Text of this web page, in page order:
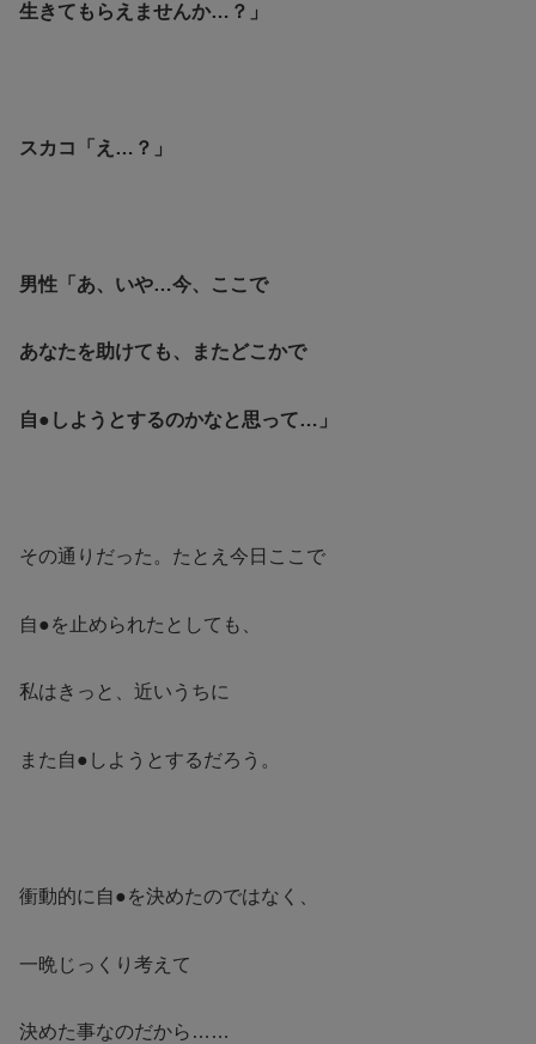
生きてもらえませんか…？」
スカコ「え…？」
男性「あ、いや…今、ここで
あなたを助けても、またどこかで
自●しようとするのかなと思って…」
その通りだった。たとえ今日ここで
自●を止められたとしても、
私はきっと、近いうちに
また自●しようとするだろう。
衝動的に自●を決めたのではなく、
一晩じっくり考えて
決めた事なのだから……